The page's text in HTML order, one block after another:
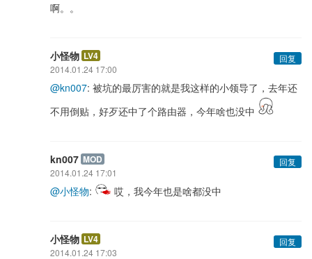
啊。。
小怪物 LV4
回复
2014.01.24 17:00
@kn007: 被坑的最厉害的就是我这样的小领导了，去年还
不用倒贴，好歹还中了个路由器，今年啥也没中
kn007 MOD
回复
2014.01.24 17:01
@小怪物: 哎，我今年也是啥都没中
小怪物 LV4
回复
2014.01.24 17:03